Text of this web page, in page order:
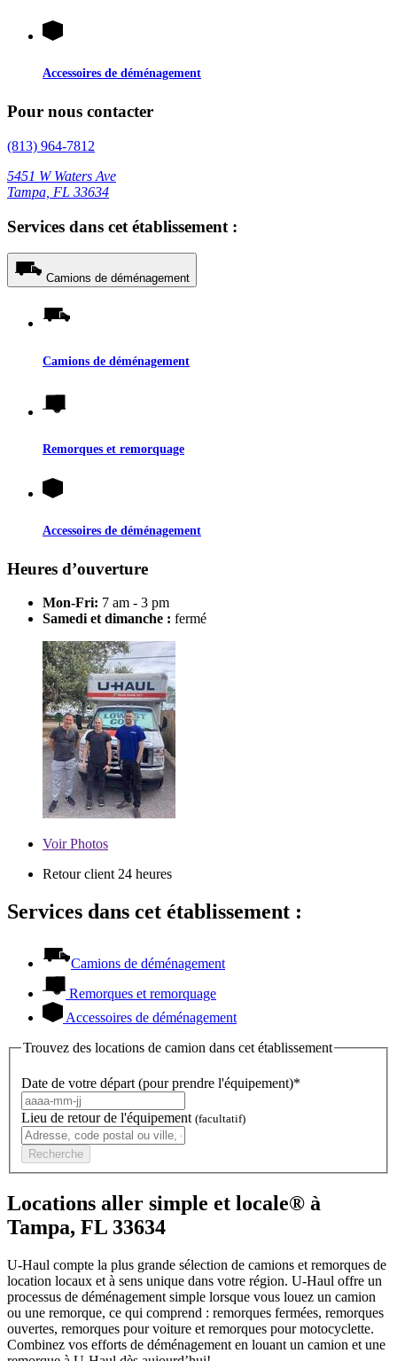
Accessoires de déménagement
Pour nous contacter
(813) 964-7812
5451 W Waters Ave
Tampa, FL 33634
Services dans cet établissement :
Camions de déménagement
Camions de déménagement
Remorques et remorquage
Accessoires de déménagement
Heures d’ouverture
Mon-Fri: 7 am - 3 pm
Samedi et dimanche : fermé
VoirPhotos
Retour client 24 heures
Services dans cet établissement :
Camions de déménagement
Remorques et remorquage
Accessoires de déménagement
Trouvez des locations de camion dans cet établissement
Date de votre départ (pour prendre l'équipement)*
Lieu de retour de l'équipement (facultatif)
Recherche
Locations aller simple et locale® à
Tampa, FL 33634
U-Haul compte la plus grande sélection de camions et remorques de
location locaux et à sens unique dans votre région. U-Haul offre un
processus de déménagement simple lorsque vous louez un camion
ou une remorque, ce qui comprend : remorques fermées, remorques
ouvertes, remorques pour voiture et remorques pour motocyclette.
Combinez vos efforts de déménagement en louant un camion et une